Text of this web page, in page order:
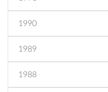
1990
1989
1988